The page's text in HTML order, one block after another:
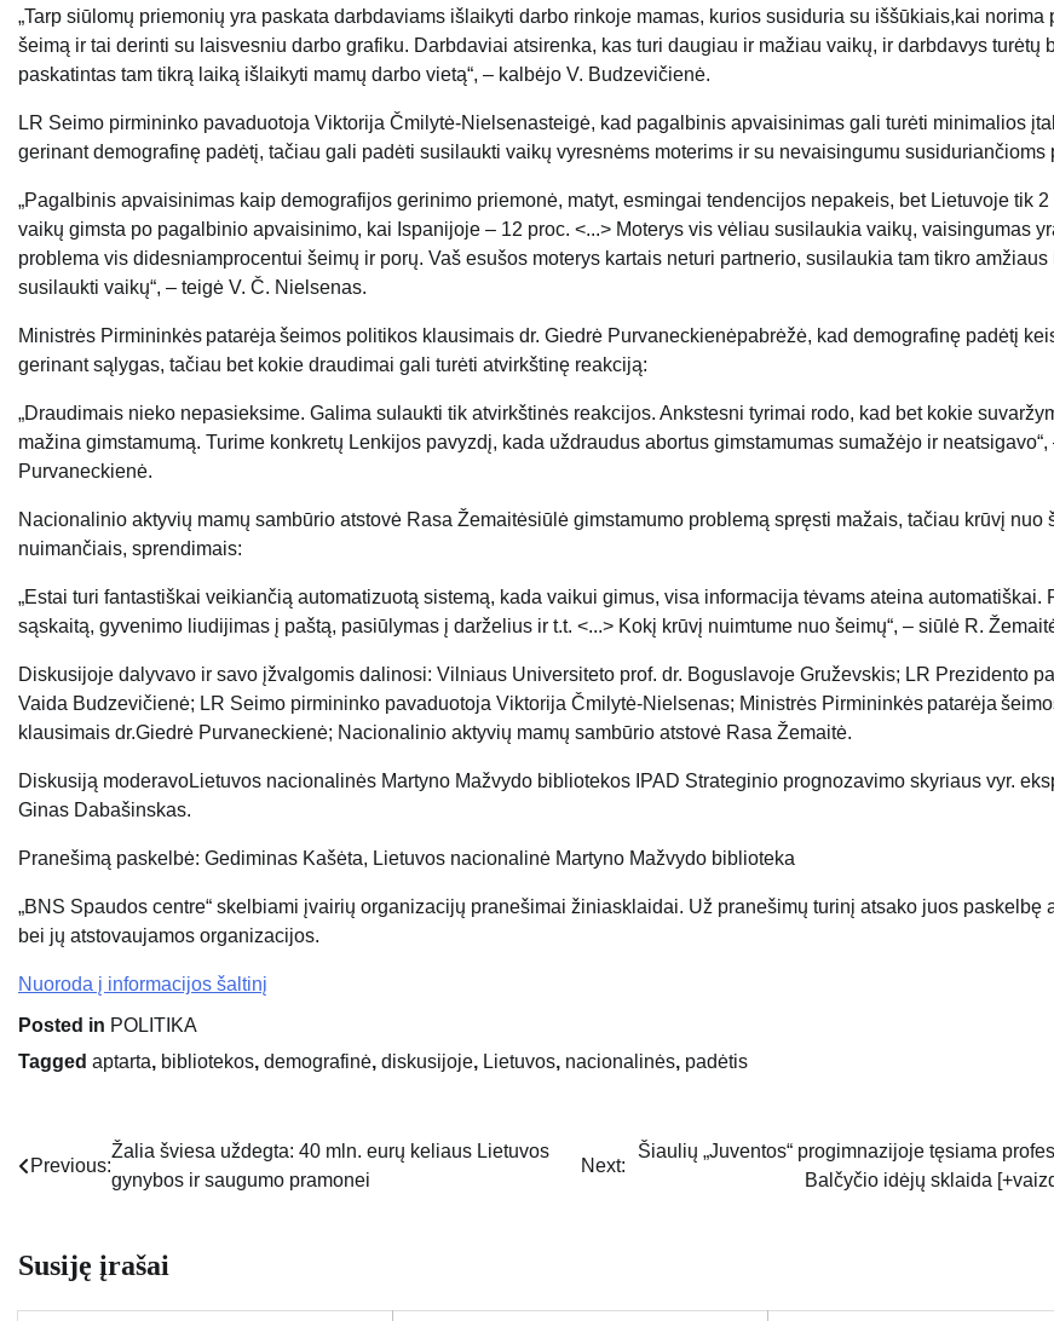
„Tarp siūlomų priemonių yra paskata darbdaviams išlaikyti darbo rinkoje mamas, kurios susiduria su iššūkiais,kai norima
šeimą ir tai derinti su laisvesniu darbo grafiku. Darbdaviai atsirenka, kas turi daugiau ir mažiau vaikų, ir darbdavys turėtų
paskatintas tam tikrą laiką išlaikyti mamų darbo vietą“, – kalbėjo V. Budzevičienė.
LR Seimo pirmininko pavaduotoja Viktorija Čmilytė-Nielsenasteigė, kad pagalbinis apvaisinimas gali turėti minimalios
gerinant demografinę padėtį, tačiau gali padėti susilaukti vaikų vyresnėms moterims ir su nevaisingumu susiduriančioms
„Pagalbinis apvaisinimas kaip demografijos gerinimo priemonė, matyt, esmingai tendencijos nepakeis, bet Lietuvoje tik 2
vaikų gimsta po pagalbinio apvaisinimo, kai Ispanijoje – 12 proc. <...> Moterys vis vėliau susilaukia vaikų, vaisingumas
problema vis didesniamprocentui šeimų ir porų. Vaš esušos moterys kartais neturi partnerio, susilaukia tam tikro amžiaus
susilaukti vaikų“, – teigė V. Č. Nielsenas.
Ministrės Pirmininkės patarėja šeimos politikos klausimais dr. Giedrė Purvaneckienėpabrėžė, kad demografinę padėtį
gerinant sąlygas, tačiau bet kokie draudimai gali turėti atvirkštinę reakciją:
„Draudimais nieko nepasieksime. Galima su laukti tik atvirkštinės reakcijos. Ankstesni tyrimai rodo, kad bet kokie
mažina gimstamumą. Turime konkretų Lenkijos pavyzdį, kada uždraudus abortus gimstamumas sumažėjo ir neatsigavo“,
Purvaneckienė.
Nacionalinio aktyvių mamų sambūrio atstovė Rasa Žemaitėsiūlė gimstamumo problemą spręsti mažais, tačiau krūvį nuo
nuimančiais, sprendimais:
„Estai turi fantastiškai veikiančią automatizuotą sistemą, kada vaikui gimus, visa informacija tėvams ateina automatiškai.
sąskaitą, gyvenimo liudijimas į paštą, pasiūlymas į darželius ir t.t. <...> Kokį krūvį nuimtume nuo šeimų“, – siūlė R.
Diskusijoje dalyvavo ir savo įžvalgomis dalinosi: Vilniaus Universiteto prof. dr. Boguslavoje Gruževskis; LR Prezidento
Vaida Budzevičienė; LR Seimo pirmininko pavaduotoja Viktorija Čmilytė-Nielsenas; Ministrės Pirmininkės patarėja
klausimais dr.Giedrė Purvaneckienė; Nacionalinio aktyvių mamų sambūrio atstovė Rasa Žemaitė.
Diskusiją moderavoLietuvos nacionalinės Martyno Mažvydo bibliotekos IPAD Strateginio prognozavimo skyriaus vyr.
Ginas Dabašinskas.
Pranešimą paskelbė: Gediminas Kašėta, Lietuvos nacionalinė Martyno Mažvydo biblioteka
„BNS Spaudos centre“ skelbiami įvairių organizacijų pranešimai žiniasklaidai. Už pranešimų turinį atsako juos paskelbę
bei jų atstovaujamos organizacijos.
Nuoroda į informacijos šaltinį
Posted in POLITIKA
Tagged aptarta, bibliotekos, demografinė, diskusijoje, Lietuvos, nacionalinės, padėtis
Navigacija
Previous:
Žalia šviesa uždegta: 40 mln. eurų keliaus Lietuvos
gynybos ir saugumo pramonei
Next:
Šiaulių „Juventos“ progimnazijoje tęsiama
Balčyčio idėjų sklaida
Susiję įrašai